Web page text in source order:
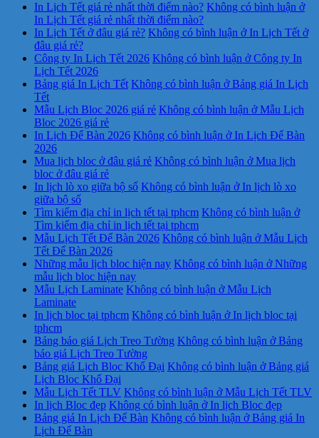
In Lịch Tết giá rẻ nhất thời điểm nào? Không có bình luận ở
In Lịch Tết giá rẻ nhất thời điểm nào?
In Lịch Tết ở đâu giá rẻ? Không có bình luận ở In Lịch Tết ở
đâu giá rẻ?
Công ty In Lịch Tết 2026 Không có bình luận ở Công ty In
Lịch Tết 2026
Bảng giá In Lịch Tết Không có bình luận ở Bảng giá In Lịch
Tết
Mẫu Lịch Bloc 2026 giá rẻ Không có bình luận ở Mẫu Lịch
Bloc 2026 giá rẻ
In Lịch Để Bàn 2026 Không có bình luận ở In Lịch Để Bàn
2026
Mua lịch bloc ở đâu giá rẻ Không có bình luận ở Mua lịch
bloc ở đâu giá rẻ
In lịch lò xo giữa bộ số Không có bình luận ở In lịch lò xo
giữa bộ số
Tìm kiếm địa chỉ in lịch tết tại tphcm Không có bình luận ở
Tìm kiếm địa chỉ in lịch tết tại tphcm
Mẫu Lịch Tết Để Bàn 2026 Không có bình luận ở Mẫu Lịch
Tết Để Bàn 2026
Những mẫu lịch bloc hiện nay Không có bình luận ở Những
mẫu lịch bloc hiện nay
Mẫu Lịch Laminate Không có bình luận ở Mẫu Lịch
Laminate
In lịch bloc tại tphcm Không có bình luận ở In lịch bloc tại
tphcm
Bảng báo giá Lịch Treo Tường Không có bình luận ở Bảng
báo giá Lịch Treo Tường
Bảng giá Lịch Bloc Khổ Đại Không có bình luận ở Bảng giá
Lịch Bloc Khổ Đại
Mẫu Lịch Tết TLV Không có bình luận ở Mẫu Lịch Tết TLV
In lịch Bloc đẹp Không có bình luận ở In lịch Bloc đẹp
Bảng giá In Lịch Để Bàn Không có bình luận ở Bảng giá In
Lịch Để Bàn